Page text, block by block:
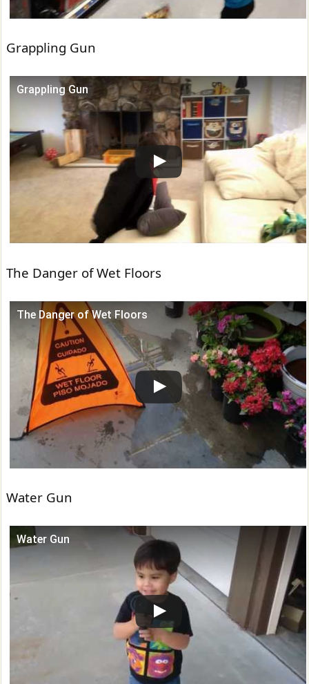
Grappling Gun
Grappling Gun
この動画を YouTube で視聴
The Danger of Wet Floors
The Danger of Wet Floors
この動画を YouTube で視聴
Water Gun
Water Gun
この動画を YouTube で視聴